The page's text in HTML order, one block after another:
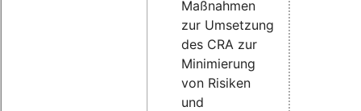
Maßnahmen
zur Umsetzung
des CRA zur
Minimierung
von Risiken
und